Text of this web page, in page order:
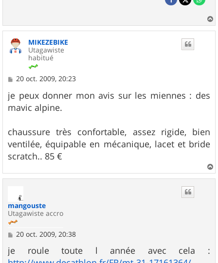
a
MIKEZEBIKE
Utagawiste
habitué
M
s
s
a
20 oct. 2009, 20:23
je peux donner mon avis sur les miennes : des
mavic alpine.
chaussure très confortable, assez rigide, bien
ventilée, équipable en mécanique, lacet et bride
scratch.. 85 €
a
mangouste
Utagawiste accro
M
s
s
20 oct. 2009, 20:38
je roule toute l année avec cela :